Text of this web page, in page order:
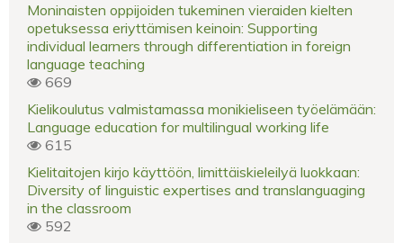
Moninaisten oppijoiden tukeminen vieraiden kielten
opetuksessa eriyttämisen keinoin: Supporting
individual learners through differentiation in foreign
language teaching
669
Kielikoulutus valmistamassa monikieliseen työelämään:
Language education for multilingual working life
615
Kielitaitojen kirjo käyttöön, limittäiskieleilyä luokkaan:
Diversity of linguistic expertises and translanguaging
in the classroom
592